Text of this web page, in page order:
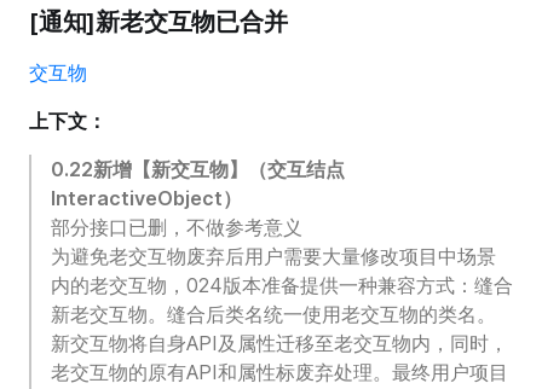
[通知]新老交互物已合并
交互物
上下文：
0.22新增【新交互物】（交互结点
InteractiveObject）
部分接口已删，不做参考意义
为避免老交互物废弃后用户需要大量修改项目中场景
内的老交互物，024版本准备提供一种兼容方式：缝合
新老交互物。缝合后类名统一使用老交互物的类名。
新交互物将自身API及属性迁移至老交互物内，同时，
老交互物的原有API和属性标废弃处理。最终用户项目